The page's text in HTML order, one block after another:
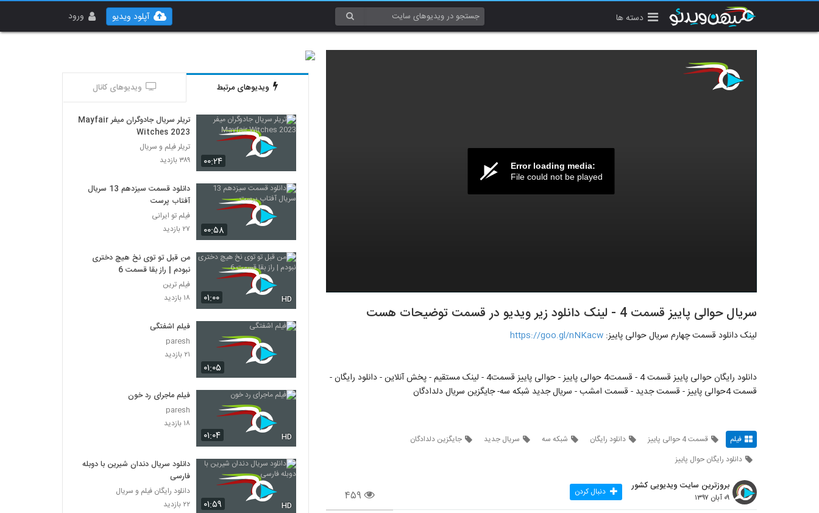
دسته ها ورود آپلود ویدیو
Error loading media:
File could not be played
سریال حوالی پاییز قسمت 4 - لینک دانلود زیر ویدیو در قسمت توضیحات هست
لینک دانلود قسمت چهارم سریال حوالی پاییز: https://goo.gl/nNKacw
دانلود رایگان حوالی پاییز قسمت 4 - قسمت4 حوالی پاییز - حوالی پاییز قسمت4 - لینک مستقیم - پخش آنلاین - دانلود رایگان -
قسمت 4حوالی پاییز - قسمت جدید - قسمت امشب - سریال جدید شبکه سه- جایگزین سریال دلدادگان
فیلم قسمت 4 حوالی پاییز دانلود رایگان شبکه سه سریال جدید
جایگزین دلدادگان
دانلود رایگان حوال پاییز
۴۵۹
بروزترین سایت ویدیویی کشور
۰۹ آبان ۱۳۹۷ دنبال کردن
ویدیوهای مرتبط ویدیوهای کانال
۰۰:۲۴
تریلر سریال جادوگران میفر Mayfair
Witches 2023
تریلر فیلم و سریال
۳۸۹ بازدید
۰۰:۵۸
دانلود قسمت سیزدهم 13 سریال
آفتاب پرست
فیلم تو ایرانی
۲۷ بازدید
۰۱:۰۰ HD
من قبل تو توی نخ هیچ دختری
نبودم | راز بقا قسمت 6
فیلم ترین
۱۸ بازدید
۰۱:۰۵
فیلم اشفتگی
paresh
۲۱ بازدید
۰۱:۰۴ HD
فیلم ماجرای رد خون
paresh
۱۸ بازدید
۰۱:۵۹ HD
دانلود سریال دندان شیرین با دوبله
فارسی
دانلود رایگان فیلم و سریال
۲۲ بازدید